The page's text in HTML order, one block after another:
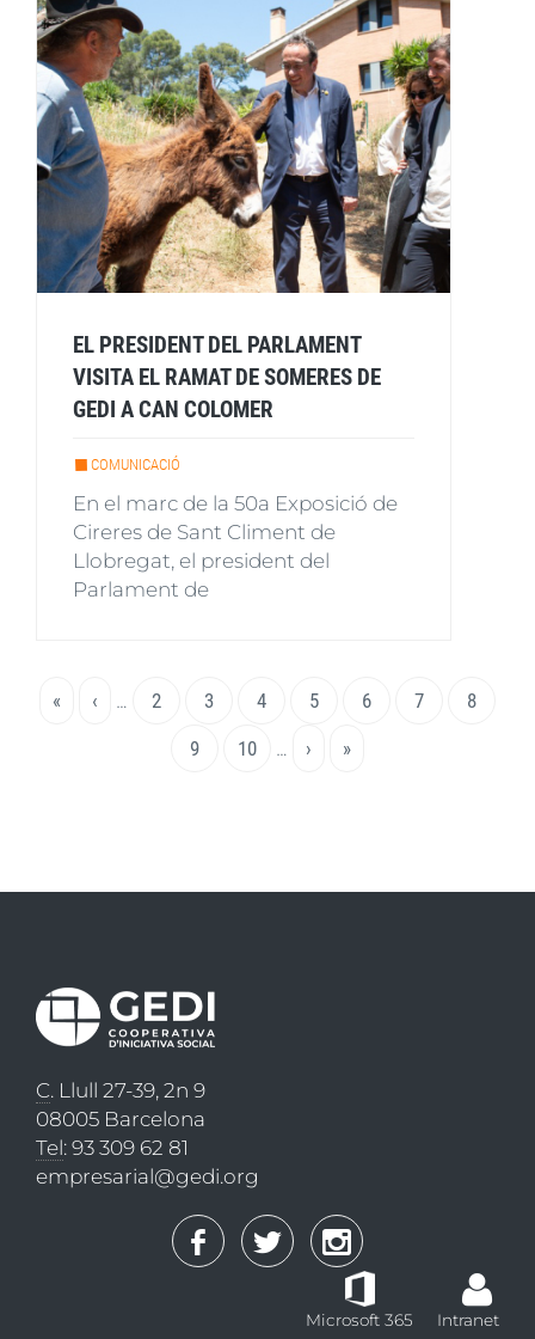
EL PRESIDENT DEL PARLAMENT
VISITA EL RAMAT DE SOMERES DE
GEDI A CAN COLOMER
COMUNICACIÓ
En el marc de la 50a Exposició de
Cireres de Sant Climent de
Llobregat, el president del
Parlament de
Paginació
Primera
«
Pàgina
‹ … Page
2 Page
3 Page
4 Page
5
Pàgina
6 Page
7 Page
8
Page
9 Page
10 …
Pàgina
›
Última
»
C. Llull 27-39, 2n 9
08005 Barcelona
Tel: 93 309 62 81
empresarial@gedi.org
Microsoft 365 Intranet